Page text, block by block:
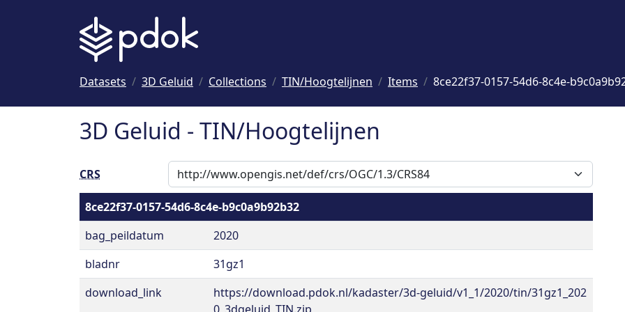
Datasets 3D Geluid Collections TIN/Hoogtelijnen Items 8ce22f37-0157-54d6-8c4e-
3D Geluid - TIN/Hoogtelijnen
CRS
8ce22f37-0157-54d6-8c4e-b9c0a9b92b32
bag_peildatum
2020
bladnr
31gz1
download_link
https://download.pdok.nl/kadaster/3d-geluid/v1_1/2020/tin/31gz1_202